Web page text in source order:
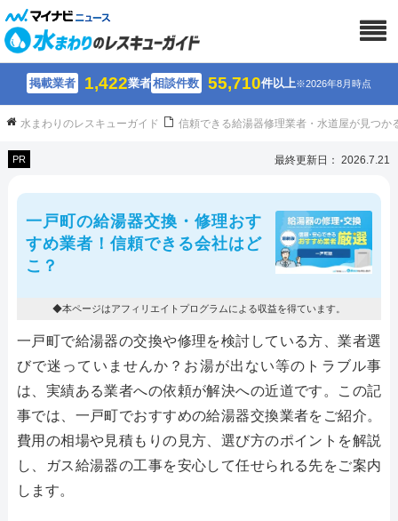
掲載業者 1,422業者相談件数 55,710件以上※2026年8月時点
水まわりのレスキューガイド 信頼できる給湯器修理業者・水道屋が見つか
PR 最終更新日： 2026.7.21
一戸町の給湯器交換・修理おす
すめ業者！信頼できる会社はど
こ？
◆本ページはアフィリエイトプログラムによる収益を得ています。
一戸町で給湯器の交換や修理を検討している方、業者選
びで迷っていませんか？お湯が出ない等のトラブル事
は、実績ある業者への依頼が解決への近道です。この記
事では、一戸町でおすすめの給湯器交換業者をご紹介。
費用の相場や見積もりの見方、選び方のポイントを解説
し、ガス給湯器の工事を安心して任せられる先をご案内
します。